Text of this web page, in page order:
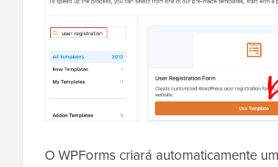
O WPForms criará automaticamente